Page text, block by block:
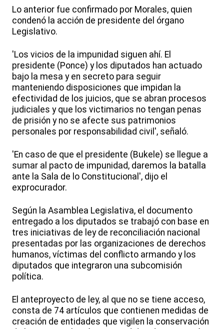
Lo anterior fue confirmado por Morales, quien
condenó la acción de presidente del órgano
Legislativo.
'Los vicios de la impunidad siguen ahí. El
presidente (Ponce) y los diputados han actuado
bajo la mesa y en secreto para seguir
manteniendo disposiciones que impidan la
efectividad de los juicios, que se abran procesos
judiciales y que los victimarios no tengan penas
de prisión y no se afecte sus patrimonios
personales por responsabilidad civil', señaló.
'En caso de que el presidente (Bukele) se llegue a
sumar al pacto de impunidad, daremos la batalla
ante la Sala de lo Constitucional', dijo el
exprocurador.
Según la Asamblea Legislativa, el documento
entregado a los diputados se trabajó con base en
tres iniciativas de ley de reconciliación nacional
presentadas por las organizaciones de derechos
humanos, víctimas del conflicto armando y los
diputados que integraron una subcomisión
política.
El anteproyecto de ley, al que no se tiene acceso,
consta de 74 artículos que contienen medidas de
creación de entidades que vigilen la conservación